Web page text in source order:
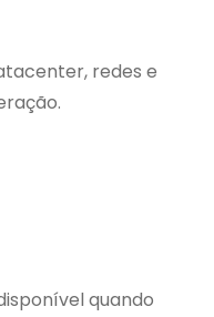
redes e
quando